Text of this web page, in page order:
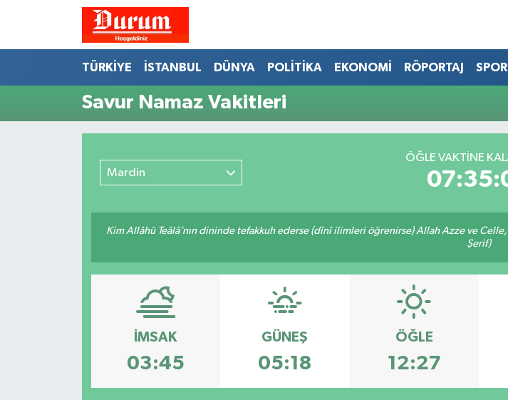
TÜRKİYE İSTANBUL DÜNYA POLİTİKA EKONOMİ RÖPORTAJ SPOR
Savur Namaz Vakitleri
Mardin
ÖĞLE VAKTİNE
Kim Allâhü Teâlâ’nın dininde tefakkuh ederse (dînî ilimleri öğrenirse) Allah Azze ve
Şerif)
İMSAK
03:45
GÜNEŞ
05:18
ÖĞLE
12:27
Trafik Durumu
Tüm Manşetler
Son Dakika Haberleri